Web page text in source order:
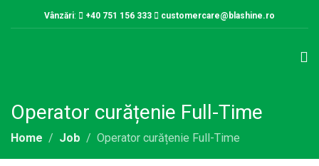
Vânzări: +40 751 156 333 customercare@blashine.ro
Operator curățenie Full-Time
Home Job Operator curățenie Full-Time